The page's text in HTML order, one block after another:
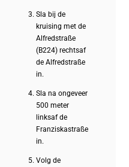
Sla bij de
kruising met de
Alfredstraße
(B224) rechtsaf
de Alfredstraße
in.
Sla na ongeveer
500 meter
linksaf de
Franziskastraße
in.
Volg de